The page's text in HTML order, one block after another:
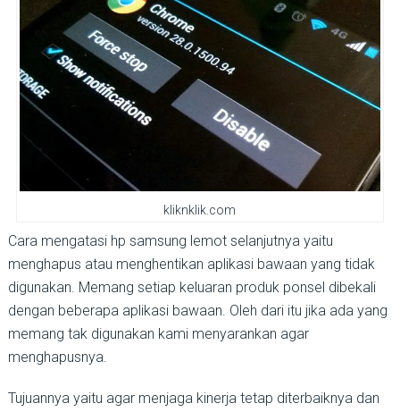
kliknklik.com
Cara mengatasi hp samsung lemot selanjutnya yaitu
menghapus atau menghentikan aplikasi bawaan yang tidak
digunakan. Memang setiap keluaran produk ponsel dibekali
dengan beberapa aplikasi bawaan. Oleh dari itu jika ada yang
memang tak digunakan kami menyarankan agar
menghapusnya.
Tujuannya yaitu agar menjaga kinerja tetap diterbaiknya dan